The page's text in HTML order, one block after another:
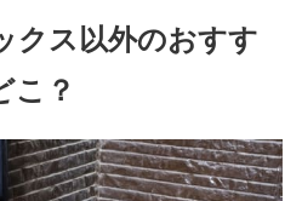
クス以外のおすす
こ？